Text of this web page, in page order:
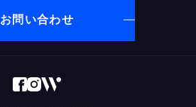
お問い合わせ